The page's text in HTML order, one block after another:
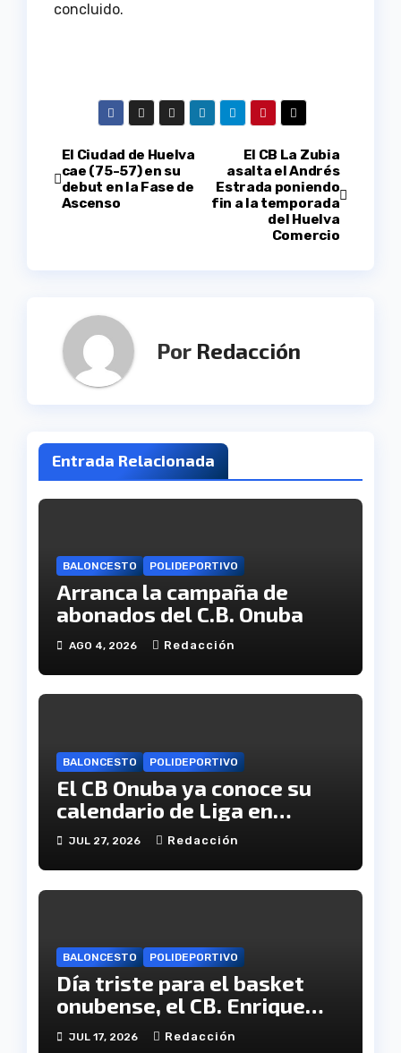
concluido.
Navegación
de
El CB La Zubia
asalta el Andrés
Estrada poniendo
fin a la temporada
del Huelva
Comercio
El Ciudad de Huelva
cae (75-57) en su
debut en la Fase de
Ascenso
Por Redacción
Entrada Relacionada
BALONCESTO POLIDEPORTIVO
Arranca la campaña de
abonados del C.B. Onuba
AGO 4, 2026 Redacción
BALONCESTO POLIDEPORTIVO
El CB Onuba ya conoce su
calendario de Liga en
Tercera FEB
JUL 27, 2026 Redacción
BALONCESTO POLIDEPORTIVO
Día triste para el basket
onubense, el CB. Enrique
Benítez cesa en su
JUL 17, 2026 Redacción